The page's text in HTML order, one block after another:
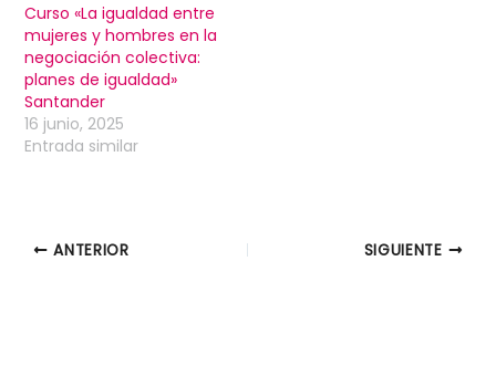
Curso «La igualdad entre
mujeres y hombres en la
negociación colectiva:
planes de igualdad»
Santander
16 junio, 2025
Entrada similar
ANTERIOR SIGUIENTE